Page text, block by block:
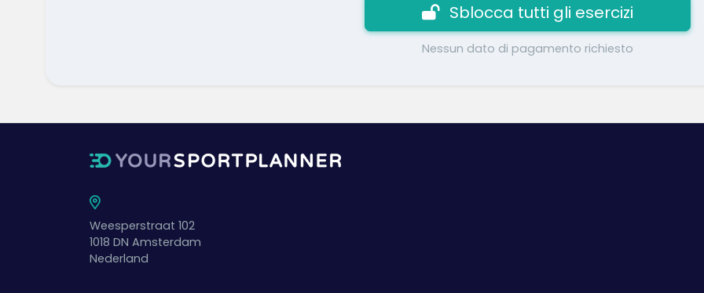
Sblocca tutti gli esercizi
Nessun dato di pagamento richiesto
Weesperstraat 102
1018 DN Amsterdam
Nederland